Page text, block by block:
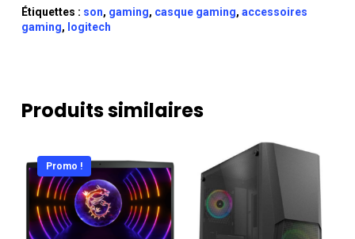
Étiquettes : son, gaming, casque gaming, accessoires
gaming, logitech
Produits similaires
Promo !